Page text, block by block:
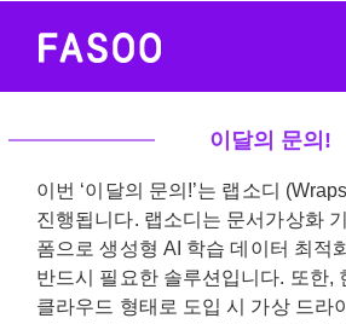
이달의 문의!
이번 ‘이달의 문의!’는 랩소디
진행됩니다. 랩소디는 문서가상화
폼으로 생성형 AI 학습 데이터 최적
반드시 필요한 솔루션입니다. 또한,
클라우드 형태로 도입 시 가상 드라